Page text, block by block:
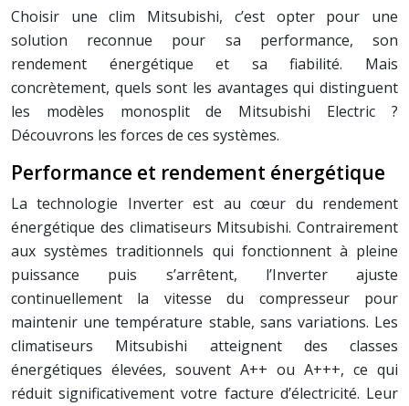
Choisir une clim Mitsubishi, c’est opter pour une
solution reconnue pour sa performance, son
rendement énergétique et sa fiabilité. Mais
concrètement, quels sont les avantages qui distinguent
les modèles monosplit de Mitsubishi Electric ?
Découvrons les forces de ces systèmes.
Performance et rendement énergétique
La technologie Inverter est au cœur du rendement
énergétique des climatiseurs Mitsubishi. Contrairement
aux systèmes traditionnels qui fonctionnent à pleine
puissance puis s’arrêtent, l’Inverter ajuste
continuellement la vitesse du compresseur pour
maintenir une température stable, sans variations. Les
climatiseurs Mitsubishi atteignent des classes
énergétiques élevées, souvent A++ ou A+++, ce qui
réduit significativement votre facture d’électricité. Leur